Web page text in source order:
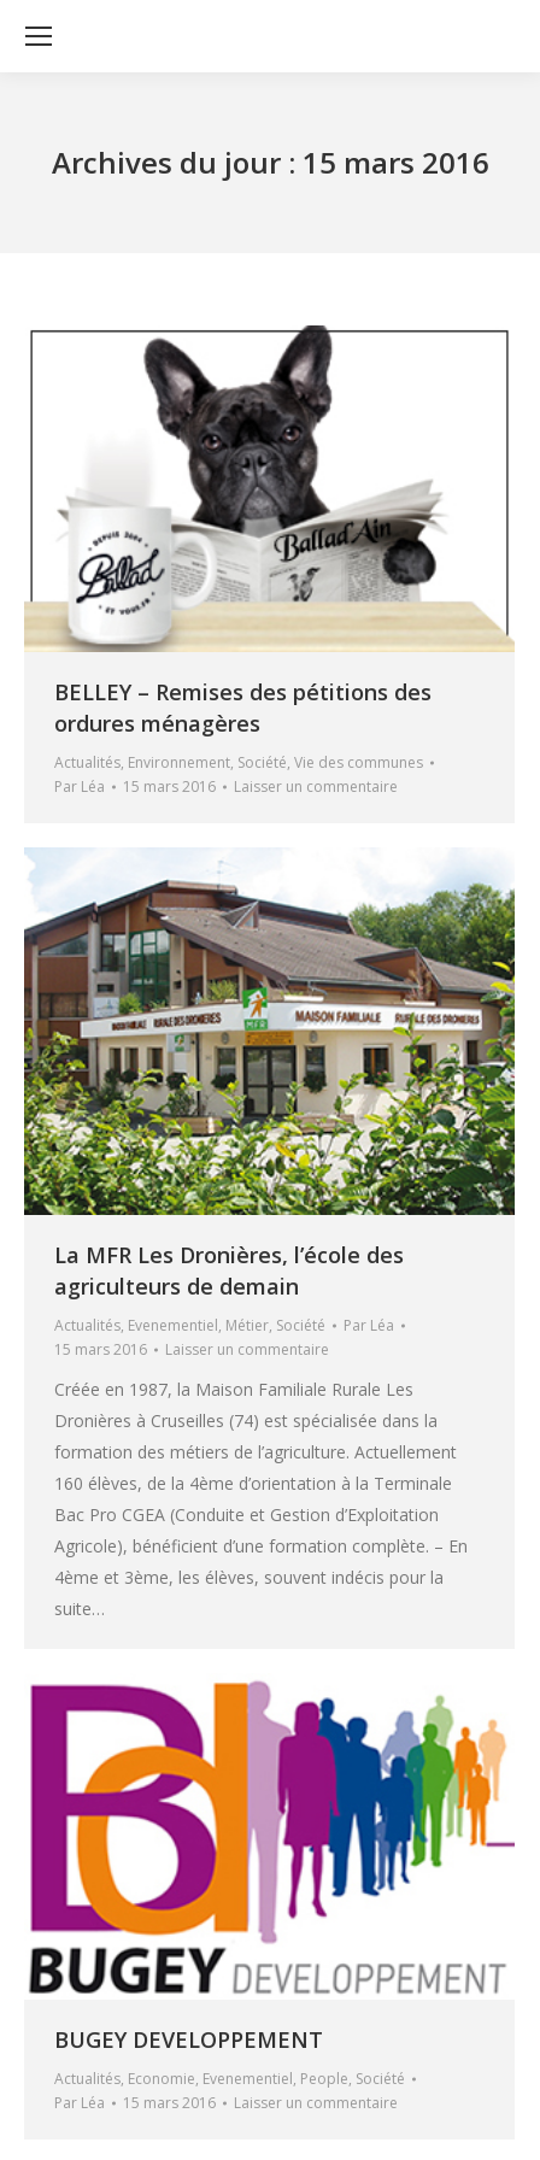
Archives du jour : 15 mars 2016
BELLEY – Remises des pétitions des
ordures ménagères
Actualités, Environnement, Société, Vie des communes
Par Léa 15 mars 2016 Laisser un commentaire
La MFR Les Dronières, l’école des
agriculteurs de demain
Actualités, Evenementiel, Métier, Société Par Léa
15 mars 2016
Laisser un commentaire
Créée en 1987, la Maison Familiale Rurale Les
Dronières à Cruseilles (74) est spécialisée dans la
formation des métiers de l’agriculture. Actuellement
160 élèves, de la 4ème d’orientation à la Terminale
Bac Pro CGEA (Conduite et Gestion d’Exploitation
Agricole), bénéficient d’une formation complète. – En
4ème et 3ème, les élèves, souvent indécis pour la
suite…
BUGEY DEVELOPPEMENT
Actualités, Economie, Evenementiel, People, Société
Par Léa 15 mars 2016 Laisser un commentaire